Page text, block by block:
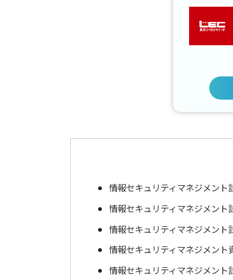
情報セキュリティマネジメント
情報セキュリティマネジメン
情報セキュリティマネジメント
情報セキュリティマネジメント
情報セキュリティマネジメン